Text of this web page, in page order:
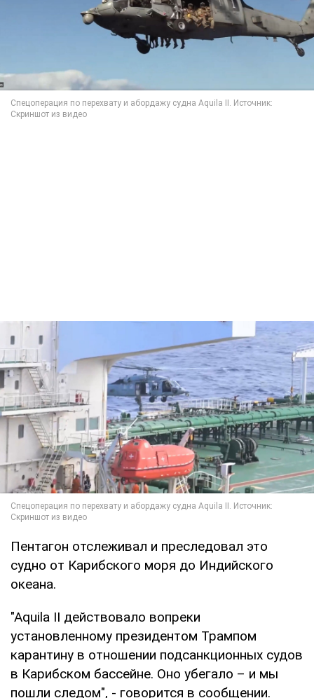
Пентагон отслеживал и преследовал это
судно от Карибского моря до Индийского
океана.
"Aquila II действовало вопреки
установленному президентом Трампом
карантину в отношении подсанкционных судов
в Карибском бассейне. Оно убегало – и мы
пошли следом", - говорится в сообщении.